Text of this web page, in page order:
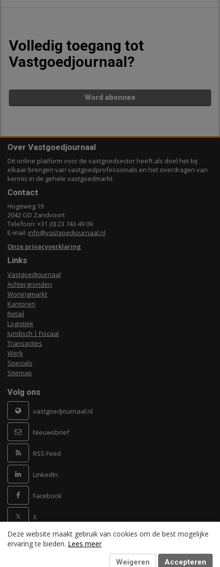
Volledig toegang tot
Vastgoedjournaal?
Word abonnee
Over Vastgoedjournaal
Dit online platform voor de vastgoedsector heeft als doel het bij
elkaar brengen van vastgoedprofessionals en het overdragen van
kennis in de gehele vastgoedmarkt.
Contact
Hogeweg 19
2042 GD Zandvoort
Telefoon: +31 (0) 23 743 49 09
E-mail: info@vastgoedjournaal.nl
Onze privacyverklaring
Links
Vastgoedjournaal
Achtergronden
Woningmarkt
Kantoren
Retail
Logistiek
Juridisch | Fiscaal
Transacties
Werk
Specials
Sitemap
Volg ons
vastgoedjournaal.nl
Nieuwsbrief
RSS Feed
LinkedIn
Facebook
X
Powered by
Deze website maakt gebruik van cookies om de best mogelijke
ervaring te bieden. Lees meer
Weigeren Accepteren